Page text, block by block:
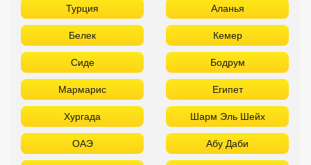
Турция Аланья
Белек Кемер
Сиде Бодрум
Мармарис Египет
Хургада Шарм Эль Шейх
ОАЭ Абу Даби